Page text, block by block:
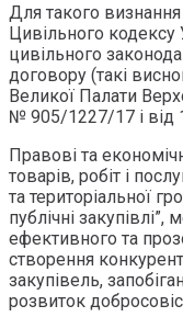
Для такого визнання
Цивільного кодексу
цивільного
договору (такі
Великої Палати
№ 905/1227/17 і від
Правові та
товарів, робіт і
та територіальної
публічні
ефективного та
створення
закупівель,
розвиток